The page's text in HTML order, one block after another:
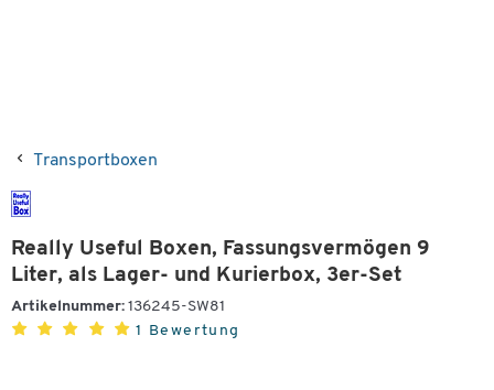
Transportboxen
Really Useful Boxen, Fassungsvermögen 9
Liter, als Lager- und Kurierbox, 3er-Set
Artikelnummer: 136245-SW81
1 Bewertung